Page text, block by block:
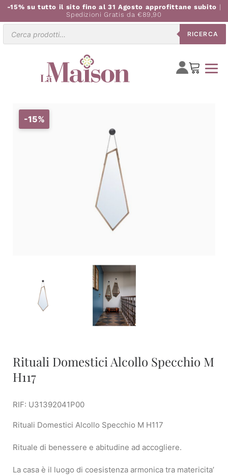
-15% su tutto il sito fino al 31 Agosto approfittane subito |
Spedizioni Gratis da €89,90
RICERCA
-15%
Rituali Domestici Alcollo Specchio M
H117
RIF: U31392041P00
Rituali Domestici Alcollo Specchio M H117
Rituale di benessere e abitudine ad accogliere.
La casa è il luogo di coesistenza armonica tra matericita’